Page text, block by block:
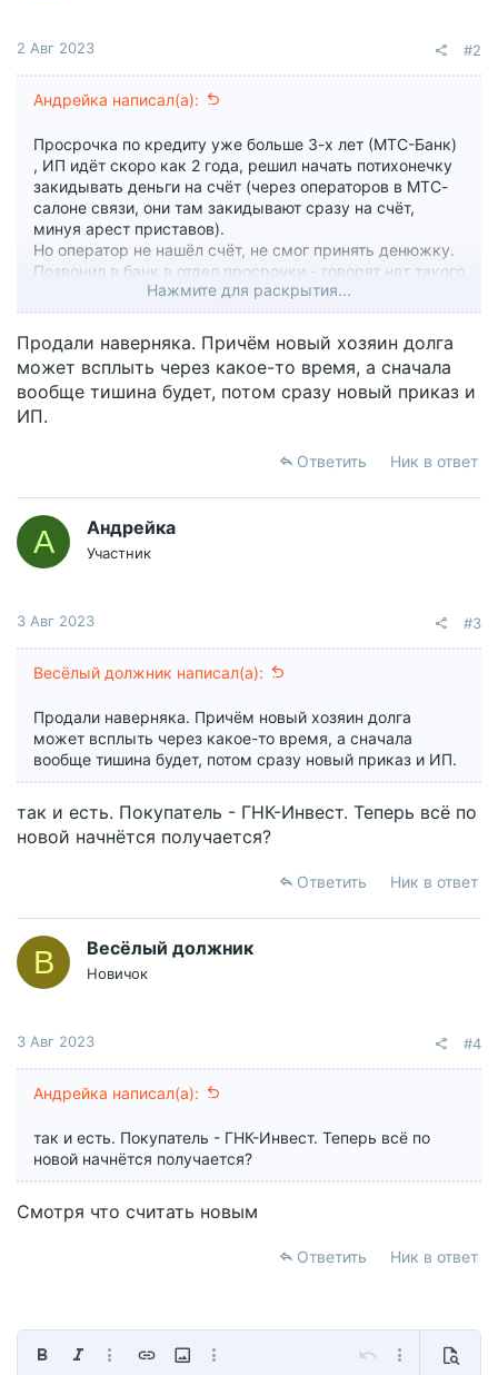
2 Авг 2023 #2
Андрейка написал(а):
Просрочка по кредиту уже больше 3-х лет (МТС-Банк)
, ИП идёт скоро как 2 года, решил начать потихонечку
закидывать деньги на счёт (через операторов в МТС-
салоне связи, они там закидывают сразу на счёт,
минуя арест приставов).
Но оператор не нашёл счёт, не смог принять денюжку.
Позвонил в банк в отдел просрочки - говорят нет такого
долга у нас, всё чисто. Ещё и e-mail пришёл на днях от
банка "Ваш кредит полностью погашен", хоть и справки
нет в приложении (там вообще этого кредита как и не
было).
Кто-нибудь сталкивался с таким и как теперь ИП будет
идти, если даже в банке нет долга (списали? продали?)
Нажмите для раскрытия...
Продали наверняка. Причём новый хозяин долга
может всплыть через какое-то время, а сначала
вообще тишина будет, потом сразу новый приказ и
ИП.
Ответить Ник в ответ
А Андрейка
Участник
3 Авг 2023 #3
Весёлый должник написал(а):
Продали наверняка. Причём новый хозяин долга
может всплыть через какое-то время, а сначала
вообще тишина будет, потом сразу новый приказ и ИП.
так и есть. Покупатель - ГНК-Инвест. Теперь всё по
новой начнётся получается?
Ответить Ник в ответ
В Весёлый должник
Новичок
3 Авг 2023 #4
Андрейка написал(а):
так и есть. Покупатель - ГНК-Инвест. Теперь всё по
новой начнётся получается?
Смотря что считать новым
Ответить Ник в ответ
ЖирныйКурсивДополнительно...
Вставить ссылку
Вставить изображение
Дополнительно... Отменить